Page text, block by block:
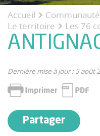
Accueil >
Le territoire > Les 76
Dernière mise à jour : 5 août
Partager